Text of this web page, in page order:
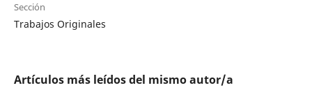
Sección
Trabajos Originales
Artículos más leídos del mismo autor/a